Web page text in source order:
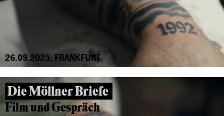
26.09.2025, FRANKFURT
Die Möllner Briefe
Film und Gespräch